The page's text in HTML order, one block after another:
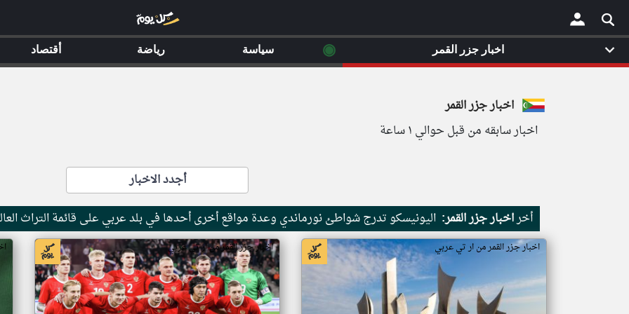
×
اخبار جزر القمر
اخبار سابقه من قبل حوالي ١ ساعة
أجدد الاخبار
أخراخبار جزر القمر: اليونيسكو تدرج شواطئ نورماندي وعدة مواقع أخرى أحدها في بلد عربي على قائمة التراث
اخبار جزر القمر من ار تي عربي اخبار جزر القمر من ار تي عربي
اخبار جزر القمر ◉ سياسة رياضة أقتصاد